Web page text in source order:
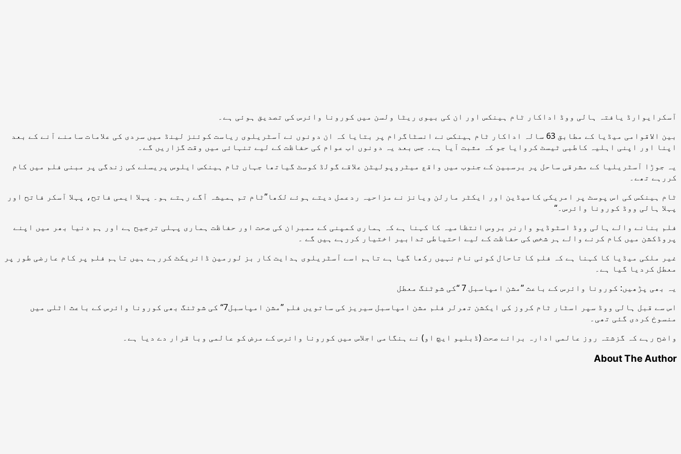
آسکرایوارڈ یافتہ ہالی ووڈ اداکار ٹام ہینکس اور ان کی بیوی ریٹا ولسن میں کورونا وائرس کی تصدیق ہوئی ہے۔
بین الاقوامی میڈیا کے مطابق 63 سالہ اداکار ٹام ہینکس نے انسٹاگرام پر بتایا کہ ان دونوں نے آسٹریلوی ریاست کوئنز لینڈ میں سردی کی علامات سامنے آنے کے بعد
اپنا اور اپنی اہلیہ کاطبی ٹیسٹ کروایا جو کہ مثبت آیا ہے۔ جس بعد یہ دونوں اب عوام کی حفاظت کے لیے تنہائی میں وقت گزاریں گے۔
یہ جوڑا آسٹریلیا کے مشرقی ساحل پر برسبین کے جنوب میں واقع میٹروپولیٹن علاقے گولڈ کوسٹ گیاتھا جہاں ٹام ہینکس ایلوس پریسلے کی زندگی پر مبنی فلم میں کام
کررہے تھے۔
ٹام ہینکس کی اس پوسٹ پر امریکی کامیڈین اور ایکٹر مارلن ویانز نے مزاحیہ ردعمل دیتے ہوئے لکھا’’ٹام تم ہمیشہ آگے رہتے ہو۔ پہلا ایمی فاتح، پہلا آسکر فاتح اور
پہلا ہالی ووڈ کورونا وائرس۔‘‘
فلم بنانے والے ہالی ووڈ اسٹوڈیو وارنر بروس انتظامیہ کا کہنا ہے کہ ہماری کمپنی کے ممبران کی صحت اور حفاظت ہماری پہلی ترجیح ہے اور ہم دنیا بھر میں اپنے
پروڈکشن میں کام کرنے والے ہر شخص کی حفاظت کے لیے احتیاطی تدابیر اختیار کررہے ہیں گے ۔
غیر ملکی میڈیا کا کہنا ہے کہ فلم کا تاحال کوئی نام نہیں رکھا گیا ہے تاہم اسے آسٹریلوی ہدایت کار بز لورمین ڈائریکٹ کررہے ہیں تاہم فلم پر کام عارضی طور پر
معطل کردیا گیا ہے۔
یہ بھی پڑھیں: کورونا وائرس کے باعث ’’مشن امپاسبل 7 ‘‘کی شوٹنگ معطل
اس سے قبل ہالی ووڈ سپر اسٹار ٹام کروز کی ایکشن تھرلر فلم مشن امپاسبل سیریز کی ساتویں فلم ’’مشن امپاسبل7‘‘ کی شوٹنگ بھی کورونا وائرس کے باعث اٹلی میں
منسوخ کردی گئی تھی۔
واضح رہے کہ گزشتہ روز عالمی ادارہ برائے صحت (ڈبلیو ایچ او) نے ہنگامی اجلاس میں کورونا وائرس کے مرض کو عالمی وبا قرار دے دیا ہے۔
About The Author